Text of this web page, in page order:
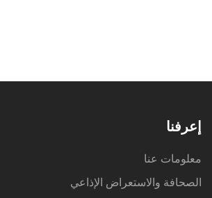
إعرفنا
معلومات عنا
الصحافة والاستعراض الإذاعي